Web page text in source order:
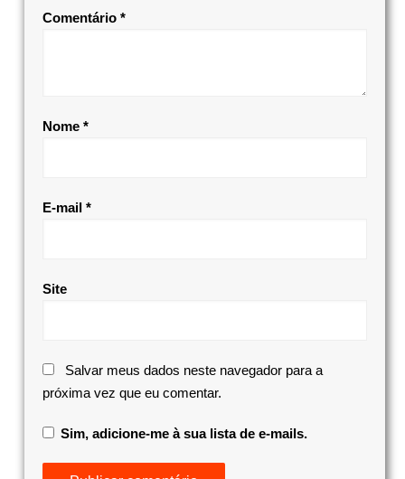
Comentário *
Nome *
E-mail *
Site
Salvar meus dados neste navegador para a
próxima vez que eu comentar.
Sim, adicione-me à sua lista de e-mails.